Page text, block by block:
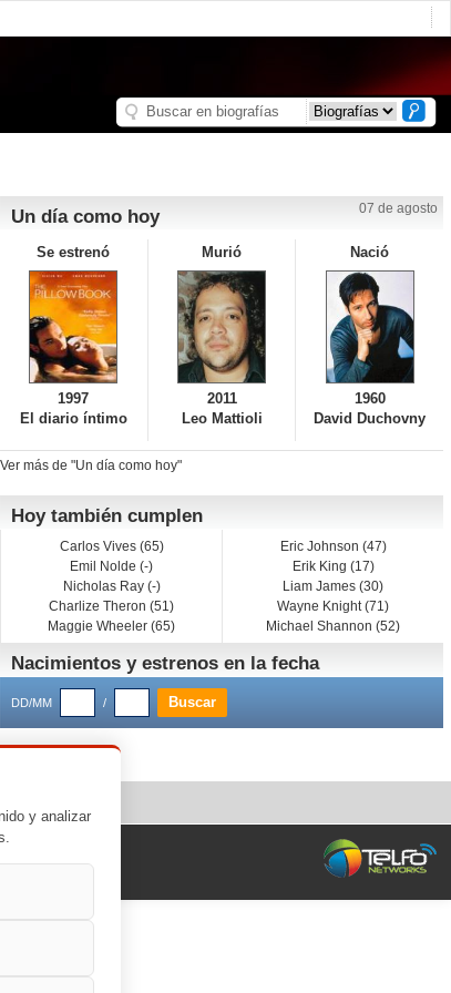
Un día como hoy 07 de agosto
Se estrenó
1997
El diario íntimo
Murió
2011
Leo Mattioli
Nació
1960
David Duchovny
Ver más de "Un día como hoy"
Hoy también cumplen
Carlos Vives (65)
Emil Nolde (-)
Nicholas Ray (-)
Charlize Theron (51)
Maggie Wheeler (65)
Eric Johnson (47)
Erik King (17)
Liam James (30)
Wayne Knight (71)
Michael Shannon (52)
Nacimientos y estrenos en la fecha
DD/MM /
y analizar